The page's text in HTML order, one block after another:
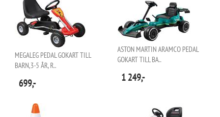
MEGALEG PEDAL GOKART TILL
BARN,3-5 ÅR, R..
699,-
ASTON MARTIN ARAMCO PEDAL
GOKART TILL BA..
1 249,-